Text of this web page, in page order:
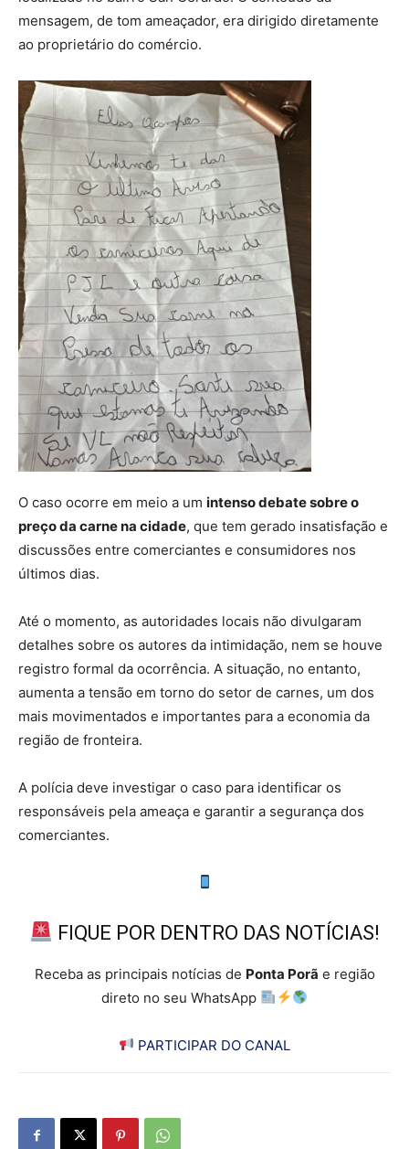
mensagem, de tom ameaçador, era dirigido diretamente
ao proprietário do comércio.
O caso ocorre em meio a um intenso debate sobre o
preço da carne na cidade, que tem gerado insatisfação e
discussões entre comerciantes e consumidores nos
últimos dias.
Até o momento, as autoridades locais não divulgaram
detalhes sobre os autores da intimidação, nem se houve
registro formal da ocorrência. A situação, no entanto,
aumenta a tensão em torno do setor de carnes, um dos
mais movimentados e importantes para a economia da
região de fronteira.
A polícia deve investigar o caso para identificar os
responsáveis pela ameaça e garantir a segurança dos
comerciantes.
FIQUE POR DENTRO DAS NOTÍCIAS!
Receba as principais notícias de Ponta Porã e região
direto no seu WhatsApp
PARTICIPAR DO CANAL